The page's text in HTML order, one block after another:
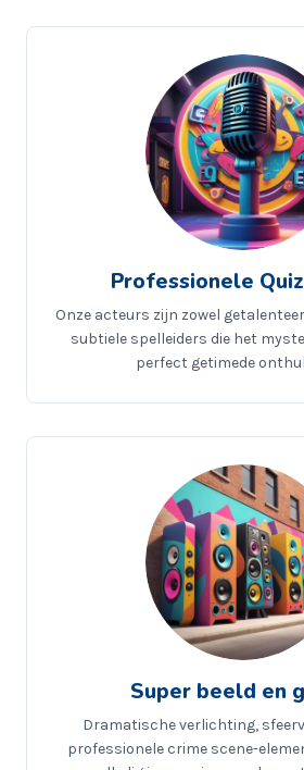
Professionele
Onze acteurs zijn zowel
subtiele spelleiders die het
perfect getimede
Super beeld en
Dramatische verlichting,
professionele crime scene-